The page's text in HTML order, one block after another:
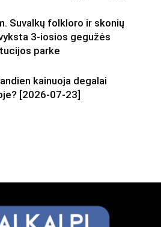
Suvalkų folkloro ir skonių
3-iosios gegužės
parke
kainuoja degalai
[2026-07-23]